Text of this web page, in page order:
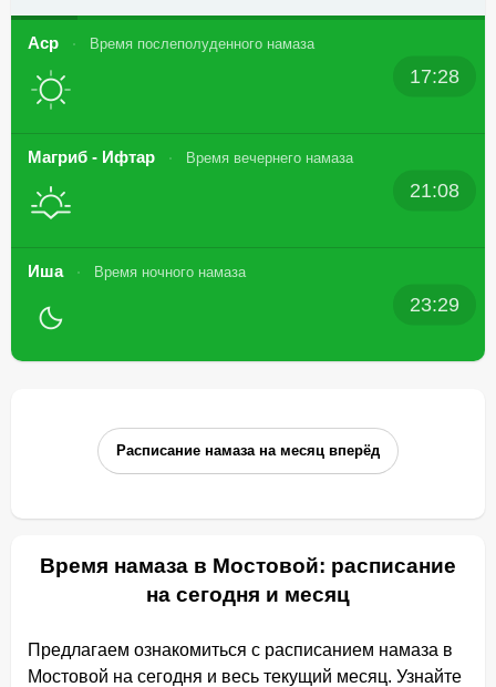
Аср Время послеполуденного намаза
17:28
Магриб - Ифтар Время вечернего намаза
21:08
Иша Время ночного намаза
23:29
Расписание намаза на месяц вперёд
Время намаза в Мостовой: расписание
на сегодня и месяц
Предлагаем ознакомиться с расписанием намаза в
Мостовой на сегодня и весь текущий месяц. Узнайте